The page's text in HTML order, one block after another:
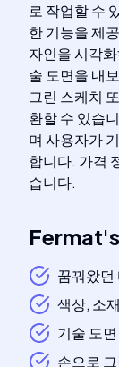
로 작업할 수
한 기능을 제
자인을 시각
술 도면을 내
그린 스케치
환할 수 있습
며 사용자가
합니다. 가격
습니다.
Fermat's
꿈꿔왔던
색상, 소
기술 도
손으로